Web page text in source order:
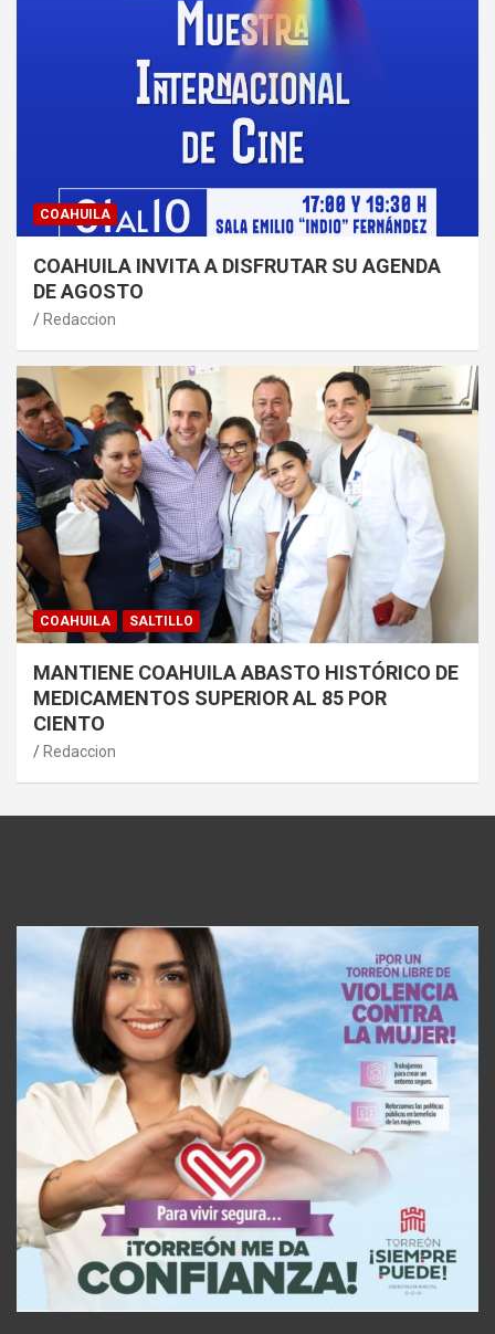
COAHUILA
COAHUILA INVITA A DISFRUTAR SU AGENDA
DE AGOSTO
Redaccion
COAHUILA SALTILLO
MANTIENE COAHUILA ABASTO HISTÓRICO DE
MEDICAMENTOS SUPERIOR AL 85 POR
CIENTO
Redaccion